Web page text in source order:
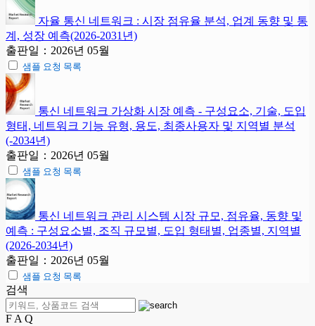
자율 통신 네트워크 : 시장 점유율 분석, 업계 동향 및 통
계, 성장 예측(2026-2031년)
출판일：2026년 05월
샘플 요청 목록
통신 네트워크 가상화 시장 예측 - 구성요소, 기술, 도입
형태, 네트워크 기능 유형, 용도, 최종사용자 및 지역별 분석
(-2034년)
출판일：2026년 05월
샘플 요청 목록
통신 네트워크 관리 시스템 시장 규모, 점유율, 동향 및
예측 : 구성요소별, 조직 규모별, 도입 형태별, 업종별, 지역별
(2026-2034년)
출판일：2026년 05월
샘플 요청 목록
검색
F A Q